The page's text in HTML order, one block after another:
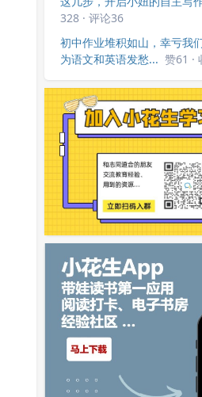
328 · 评论36
初中作业堆积如山，幸亏我
为语文和英语发愁... 赞61 ·